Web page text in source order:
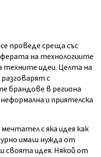
проведе среща със
на технологиите
техните идеи. Целта на
с
брандове в региона
и приятелска
с яка идея как
имаш нужда от
своята идея. Някой от